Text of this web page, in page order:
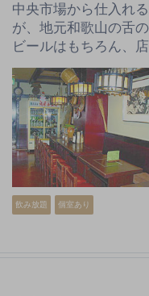
中央市場から仕入れ
が、地元和歌山の舌
ビールはもちろん、
飲み放題 個室あり